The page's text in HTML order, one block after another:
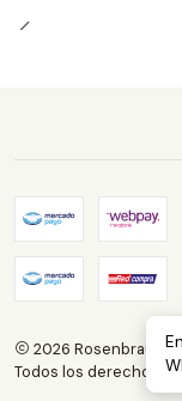
2026 Rosenbrauns
Todos los derechos